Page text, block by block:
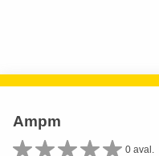
Ampm
0 aval.